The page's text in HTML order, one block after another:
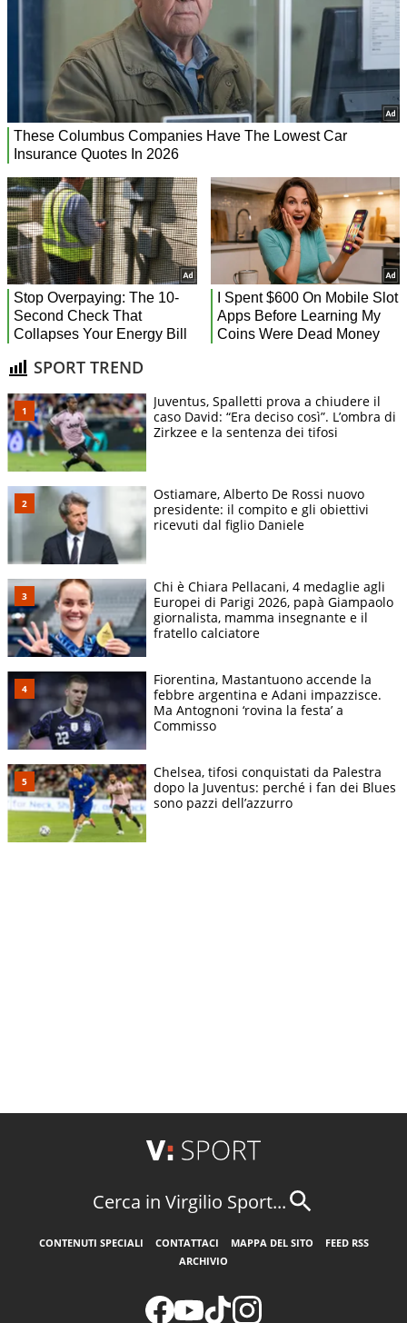
SPORT TREND
Juventus, Spalletti prova a chiudere il
caso David: “Era deciso così”. L’ombra di
Zirkzee e la sentenza dei tifosi
Ostiamare, Alberto De Rossi nuovo
presidente: il compito e gli obiettivi
ricevuti dal figlio Daniele
Chi è Chiara Pellacani, 4 medaglie agli
Europei di Parigi 2026, papà Giampaolo
giornalista, mamma insegnante e il
fratello calciatore
Fiorentina, Mastantuono accende la
febbre argentina e Adani impazzisce.
Ma Antognoni ‘rovina la festa’ a
Commisso
Chelsea, tifosi conquistati da Palestra
dopo la Juventus: perché i fan dei Blues
sono pazzi dell’azzurro
Cerca in Virgilio Sport...
CONTENUTI SPECIALI CONTATTACI MAPPA DEL SITO
FEED RSS
ARCHIVIO